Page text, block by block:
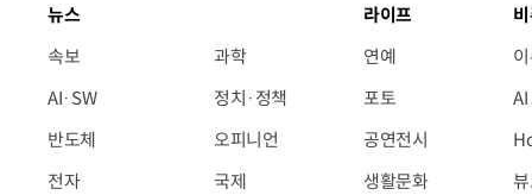
뉴스
속보
AI·SW
반도체
전자
과학
정치·정책
오피니언
국제
라이프
연예
포토
공연전시
생활문화